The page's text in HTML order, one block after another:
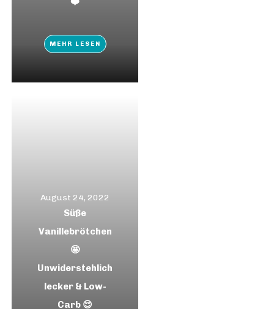
MEHR LESEN
August 24, 2022
Süße
Vanillebrötchen
🤩
Unwiderstehlich
lecker & Low-
Carb 😌